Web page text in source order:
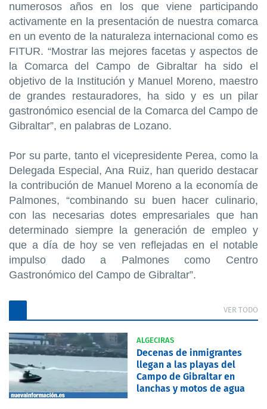
numerosos años en los que viene participando
activamente en la presentación de nuestra comarca
en un evento de la naturaleza internacional como es
FITUR. “Mostrar las mejores facetas y aspectos de
la Comarca del Campo de Gibraltar ha sido el
objetivo de la Institución y Manuel Moreno, maestro
de grandes restauradores, ha sido y es un pilar
gastronómico esencial de la Comarca del Campo de
Gibraltar”, en palabras de Lozano.
Por su parte, tanto el vicepresidente Perea, como la
Delegada Especial, Ana Ruiz, han querido destacar
la contribución de Manuel Moreno a la economía de
Palmones, “combinando su buen hacer culinario,
con las necesarias dotes empresariales que han
determinado siempre la generación de empleo y
que a día de hoy se ven reflejadas en el notable
impulso dado a Palmones como Centro
Gastronómico del Campo de Gibraltar”.
VER TODO
ALGECIRAS
Decenas de inmigrantes
llegan a las playas del
Campo de Gibraltar en
lanchas y motos de agua